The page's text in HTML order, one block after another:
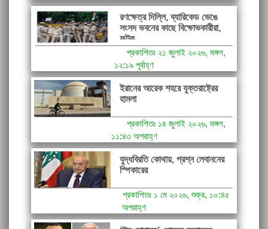
রণক্ষেত্র দিল্লি, ব্যারিকেড ভেঙে
সংসদ ভবনের কাছে বিক্ষোভকারীরা,
ফটক...
প্রকাশিতঃ ২১ জুলাই ২০২৬, মঙ্গল,
১২:১৯ পূর্বাহ্ণ
ইরানের আরেক শহরে যুক্তরাষ্ট্রের
হামলা
প্রকাশিতঃ ১৪ জুলাই ২০২৬, মঙ্গল,
১১:৪৩ অপরাহ্ণ
যুদ্ধবিরতি কোথায়, প্রশ্ন লেবাননের
স্পিকারের
প্রকাশিতঃ ১ মে ২০২৬, শুক্র, ১০:৪৫
অপরাহ্ণ